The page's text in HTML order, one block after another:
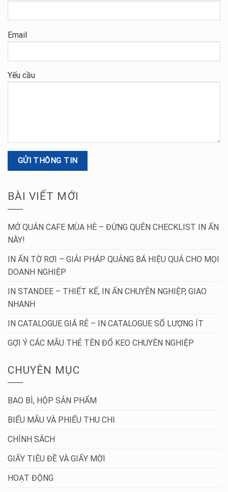
Email
Yếu cầu
BÀI VIẾT MỚI
MỞ QUÁN CAFE MÙA HÈ – ĐỪNG QUÊN CHECKLIST IN ẤN
NÀY!
IN ẤN TỜ RƠI – GIẢI PHÁP QUẢNG BÁ HIỆU QUẢ CHO MỌI
DOANH NGHIỆP
IN STANDEE – THIẾT KẾ, IN ẤN CHUYÊN NGHIỆP, GIAO
NHANH
IN CATALOGUE GIÁ RẺ – IN CATALOGUE SỐ LƯỢNG ÍT
GỢI Ý CÁC MẪU THẺ TÊN ĐỔ KEO CHUYÊN NGHIỆP
CHUYÊN MỤC
BAO BÌ, HỘP SẢN PHẨM
BIỂU MẪU VÀ PHIẾU THU CHI
CHÍNH SÁCH
GIẤY TIÊU ĐỀ VÀ GIẤY MỜI
HOẠT ĐỘNG